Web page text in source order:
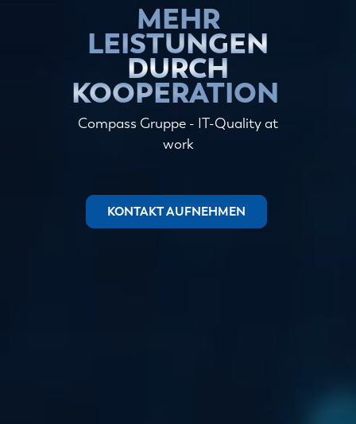
MEHR
LEISTUNGEN
DURCH
KOOPERATION
Compass Gruppe - IT-Quality at
work
KONTAKT AUFNEHMEN